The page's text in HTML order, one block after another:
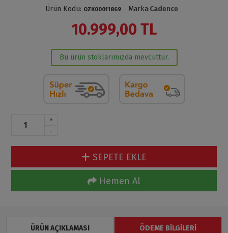
Ürün Kodu: OZK00011869 Marka:Cadence
10.999,00 TL
Bu ürün stoklarımızda mevcuttur.
+
-
SEPETE EKLE
Hemen Al
ÜRÜN AÇIKLAMASI ÖDEME BILGILERI